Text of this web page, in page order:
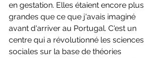
en gestation. Elles étaient encore plus
grandes que ce que j'avais imaginé
avant d'arriver au Portugal. C'est un
centre qui a révolutionné les sciences
sociales sur la base de théories